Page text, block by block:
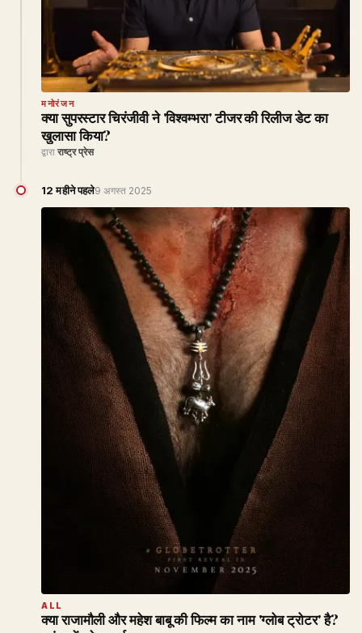
मनोरंजन
क्या सुपरस्टार चिरंजीवी ने 'विश्वम्भरा' टीजर की रिलीज डेट का
खुलासा किया?
द्वारा राष्ट्र प्रेस
12 महीने पहले9 अगस्त 2025
ALL
क्या राजामौली और महेश बाबू की फिल्म का नाम 'ग्लोब ट्रोटर' है?